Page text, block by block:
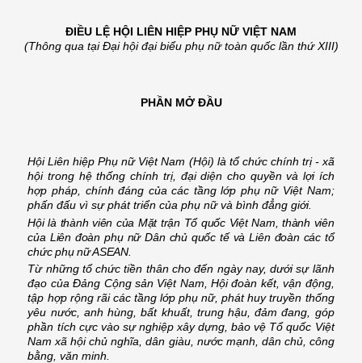
ĐIỀU LỆ HỘI LIÊN HIỆP PHỤ NỮ VIỆT NAM
(Thông qua tại Đại hội đại biểu phụ nữ toàn quốc lần thứ XIII)
PHẦN MỞ ĐẦU
Hội Liên hiệp Phụ nữ Việt Nam (Hội) là tổ chức chính trị - xã
hội trong hệ thống chính trị, đại diện cho quyền và lợi ích
hợp pháp, chính đáng của các tầng lớp phụ nữ Việt Nam;
phấn đấu vì sự phát triển của phụ nữ và bình đẳng giới.
Hội là thành viên của Mặt trận Tổ quốc Việt Nam, thành viên
của Liên đoàn phụ nữ Dân chủ quốc tế và Liên đoàn các tổ
chức phụ nữ ASEAN.
Từ những tổ chức tiền thân cho đến ngày nay, dưới sự lãnh
đạo của Đảng Cộng sản Việt Nam, Hội đoàn kết, vận động,
tập hợp rộng rãi các tầng lớp phụ nữ, phát huy truyền thống
yêu nước, anh hùng, bất khuất, trung hậu, đảm đang, góp
phần tích cực vào sự nghiệp xây dựng, bảo vệ Tổ quốc Việt
Nam xã hội chủ nghĩa, dân giàu, nước mạnh, dân chủ, công
bằng, văn minh.